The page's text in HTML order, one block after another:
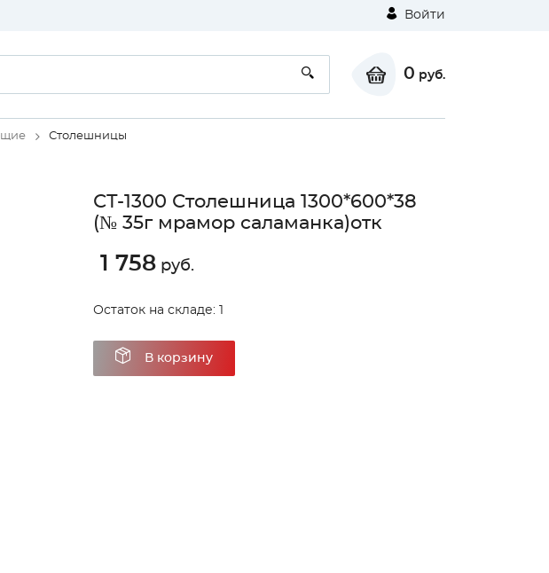
Войти
0 руб.
Столешницы
СТ-1300 Столешница 1300*600*38
(№ 35г мрамор саламанка)отк
1 758руб.
Остаток на складе: 1
В корзину